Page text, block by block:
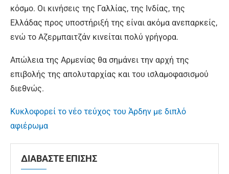
κόσμο. Οι κινήσεις της Γαλλίας, της Ινδίας, της
Ελλάδας προς υποστήριξή της είναι ακόμα ανεπαρκείς,
ενώ το Αζερμπαιτζάν κινείται πολύ γρήγορα.
Απώλεια της Αρμενίας θα σημάνει την αρχή της
επιβολής της απολυταρχίας και του ισλαμοφασισμού
διεθνώς.
Κυκλοφορεί το νέο τεύχος του Άρδην με διπλό
αφιέρωμα
ΔΙΑΒΑΣΤΕ ΕΠΙΣΗΣ